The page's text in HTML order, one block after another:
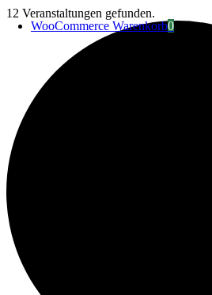
Zum
InhaltWooCommerce Warenkorb0
12 Veranstaltungen gefunden.